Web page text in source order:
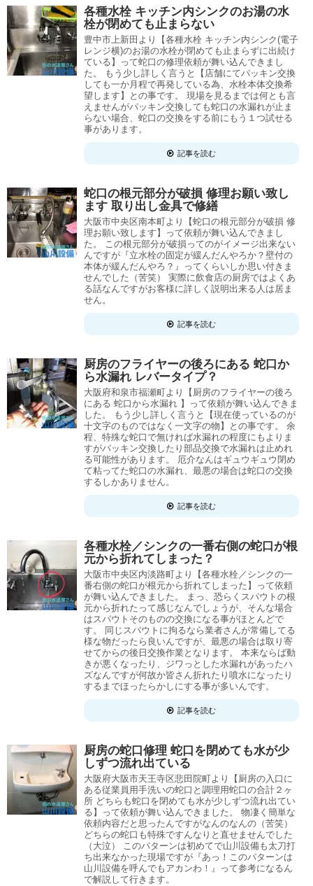
各種水栓 キッチン内シンクのお湯の水
栓が閉めても止まらない
豊中市上新田より【各種水栓 キッチン内シンク(電子
レンジ横)のお湯の水栓が閉めても止まらずに出続け
ている】って蛇口の修理依頼が舞い込んできまし
た。 もう少し詳しく言うと【店舗にてパッキン交換
しても一か月程で再発している為、水栓本体交換希
望します】との事です。 現場を見るまでは何とも言
えませんがパッキン交換しても蛇口の水漏れが止ま
らない場合、蛇口の交換をする前にもう１つ試せる
事があります。
記事を読む
蛇口の根元部分が破損 修理お願い致し
ます 取り出し金具で修繕
大阪市中央区南本町より【蛇口の根元部分が破損 修
理お願い致します】って依頼が舞い込んできまし
た。 この根元部分が破損ってのがイメージ出来ない
んですが『立水栓の固定が緩んだんやろか？壁付の
本体が緩んだんやろ？』ってくらいしか思い付きま
せんでした（苦笑） 実際に飲食店の厨房ではよくあ
る話なんですがお客様に詳しく説明出来る人は居ま
せん。
記事を読む
厨房のフライヤーの後ろにある 蛇口か
ら水漏れ レバータイプ？
大阪府和泉市福瀬町より【厨房のフライヤーの後ろ
にある 蛇口から水漏れ 】って依頼が舞い込んできま
した。 もう少し詳しく言うと【現在使っているのが
十文字のものではなく一文字の物】との事です。 余
程、特殊な蛇口で無ければ水漏れの程度にもよりま
すがパッキン交換したり部品交換で水漏れは止めれ
る可能性があります。 厄介なんはギュウギュウ閉め
て粘ってた蛇口の水漏れ、最悪の場合は蛇口の交換
するしかありません。
記事を読む
各種水栓／シンクの一番右側の蛇口が根
元から折れてしまった？
大阪市中央区内淡路町より【各種水栓／シンクの一
番右側の蛇口が根元から折れてしまった】って依頼
が舞い込んできました。 まっ、恐らくスパウトの根
元から折れたって感じなんでしょうが、そんな場合
はスパウトそのものの交換になる事がほとんどで
す。 同じスパウトに拘るなら業者さんが常備してる
様な物だったら良いんですが、最悪の場合は取り寄
せてからの後日交換作業となります。 本来ならば動
きが悪くなったり、ジワっとした水漏れがあったハ
ズなんですが何故か皆さん折れたり噴水になったり
するまでほったらかしにする事が多いんです。
記事を読む
厨房の蛇口修理 蛇口を閉めても水が少
しずつ流れ出ている
大阪府大阪市天王寺区悲田院町より【厨房の入口に
ある従業員用手洗いの蛇口と調理用蛇口の合計２ヶ
所 どちらも蛇口を閉めても水が少しずつ流れ出てい
る】って依頼が舞い込んできました。 物凄く簡単な
依頼内容だと思ったんですがなんのなんの（苦笑）
どちらの蛇口も特殊ですんなりと直せませんでした
（大泣） このパターンは初めてで山川設備も太刀打
ち出来なかった現場ですが『あっ！このパターンは
山川設備を呼んでもアカンわ！』って参考になるん
で解説して行きます。